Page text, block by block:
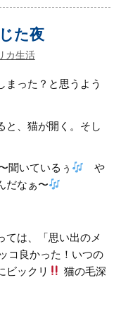
た夜
カ生活
まった？と思うよう
と、猫が開く。そし
聞いているぅ
や
だなぁ〜
ては、「思い出のメ
コ良かった！いつの
ビックリ
猫の毛深